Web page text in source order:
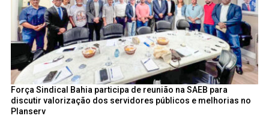
Força Sindical Bahia participa de reunião na SAEB para
discutir valorização dos servidores públicos e melhorias no
Planserv